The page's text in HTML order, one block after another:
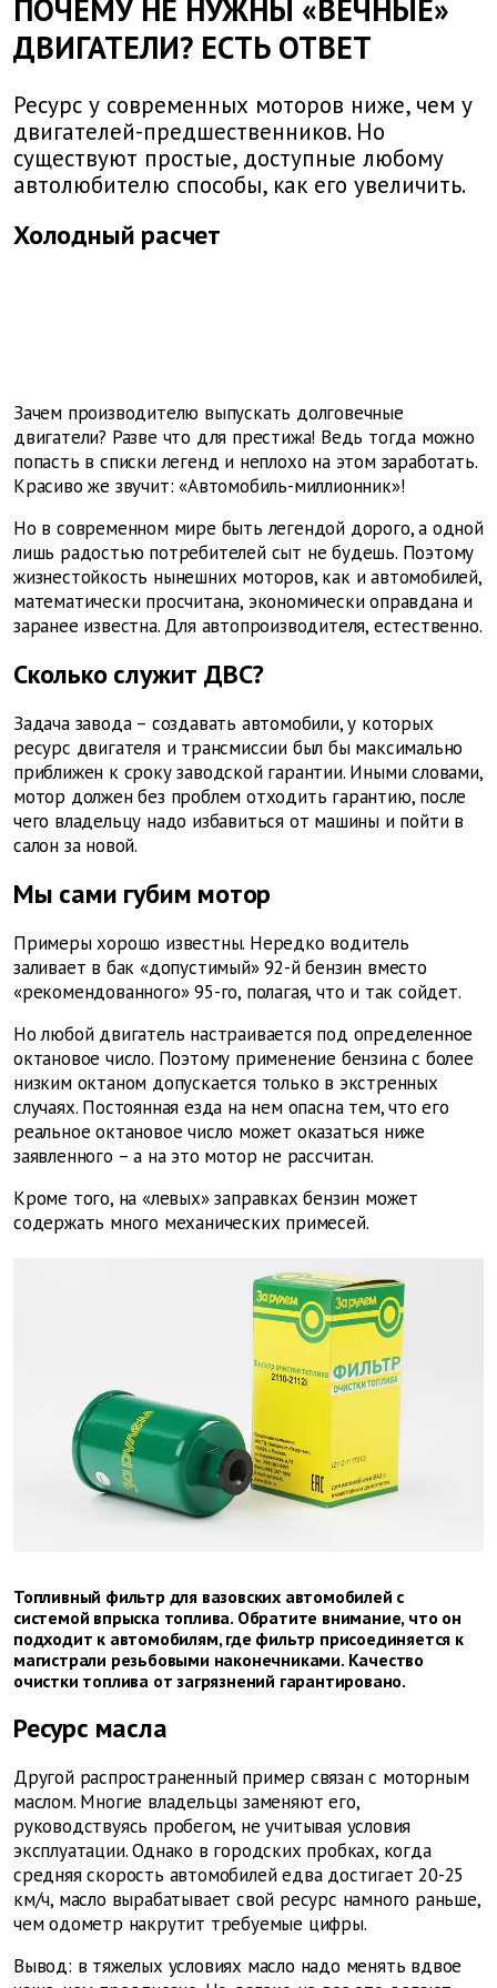
ПОЧЕМУ НЕ НУЖНЫ «ВЕЧНЫЕ»
ДВИГАТЕЛИ? ЕСТЬ ОТВЕТ
Ресурс у современных моторов ниже, чем у
двигателей-предшественников. Но
существуют простые, доступные любому
автолюбителю способы, как его увеличить.
Холодный расчет
Зачем производителю выпускать долговечные
двигатели? Разве что для престижа! Ведь тогда можно
попасть в списки легенд и неплохо на этом заработать.
Красиво же звучит: «Автомобиль-миллионник»!
Но в современном мире быть легендой дорого, а одной
лишь радостью потребителей сыт не будешь. Поэтому
жизнестойкость нынешних моторов, как и автомобилей,
математически просчитана, экономически оправдана и
заранее известна. Для автопроизводителя, естественно.
Сколько служит ДВС?
Задача завода – создавать автомобили, у которых
ресурс двигателя и трансмиссии был бы максимально
приближен к сроку заводской гарантии. Иными словами,
мотор должен без проблем отходить гарантию, после
чего владельцу надо избавиться от машины и пойти в
салон за новой.
Мы сами губим мотор
Примеры хорошо известны. Нередко водитель
заливает в бак «допустимый» 92-й бензин вместо
«рекомендованного» 95-го, полагая, что и так сойдет.
Но любой двигатель настраивается под определенное
октановое число. Поэтому применение бензина с более
низким октаном допускается только в экстренных
случаях. Постоянная езда на нем опасна тем, что его
реальное октановое число может оказаться ниже
заявленного – а на это мотор не рассчитан.
Кроме того, на «левых» заправках бензин может
содержать много механических примесей.
Топливный фильтр для вазовских автомобилей с
системой впрыска топлива. Обратите внимание, что он
подходит к автомобилям, где фильтр присоединяется к
магистрали резьбовыми наконечниками. Качество
очистки топлива от загрязнений гарантировано.
Ресурс масла
Другой распространенный пример связан с моторным
маслом. Многие владельцы заменяют его,
руководствуясь пробегом, не учитывая условия
эксплуатации. Однако в городских пробках, когда
средняя скорость автомобилей едва достигает 20-25
км/ч, масло вырабатывает свой ресурс намного раньше,
чем одометр накрутит требуемые цифры.
Вывод: в тяжелых условиях масло надо менять вдвое